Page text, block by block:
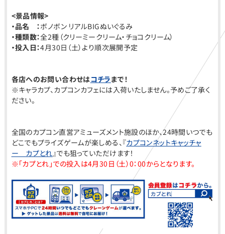
<景品情報>
・品名 ：ボノボン リアルBIGぬいぐるみ
・種類数：全2種（クリーミークリーム・チョコクリーム）
・投入日：4月30日（土）より順次展開予定
各店へのお問い合わせはコチラまで！
※キャラカプ、カプコンカフェには入荷いたしません。予めご了承く
ださい。
全国のカプコン直営アミューズメント施設のほか、24時間いつでも
どこでもプライズゲームが楽しめる、『カプコンネットキャッチャ
ー カプとれ 』でも狙っていただけます！
※「カプとれ」での投入は4月30日（土）0：00からとなります。